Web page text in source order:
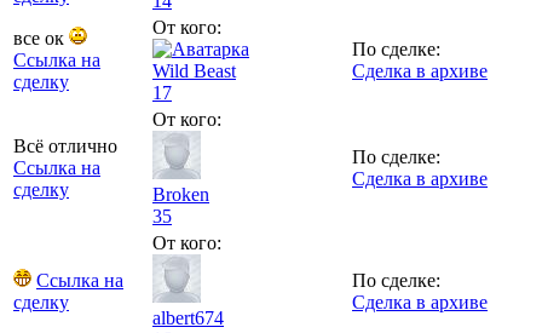
все ок
Ссылка на
сделку
От кого:
Wild Beast
17
По сделке:
Сделка в архиве
Всё отлично
Ссылка на
сделку
От кого:
Broken
35
По сделке:
Сделка в архиве
Ссылка на
сделку
От кого:
albert674
По сделке:
Сделка в архиве